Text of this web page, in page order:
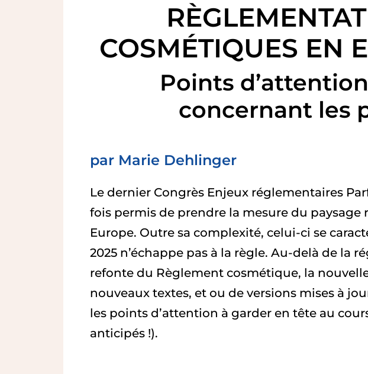
COSMÉTIQUES EN
Points
concernant les
par Marie Dehlinger
Le dernier Congrès Enjeux réglementaires
fois permis de prendre la mesure du
Europe. Outre sa complexité, celui-ci se
2025 n’échappe pas à la règle. Au-delà de
refonte du Règlement cosmétique, la
nouveaux textes, et ou de versions mises à
les points d’attention à garder en tête au
anticipés !).